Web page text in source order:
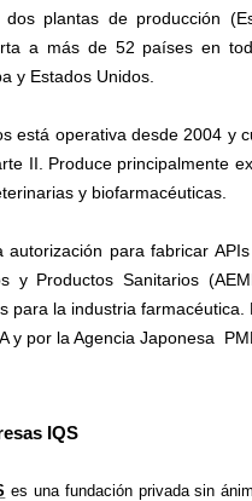
plantas de producción
a más de 52 países en
y Estados Unidos.
está operativa desde 2004 y
II. Produce principalmente
y biofarmacéuticas.
para fabricar
y Productos Sanitarios
para la industria farmacéutica.
y por la Agencia Japonesa
IQS
es una fundación privada sin